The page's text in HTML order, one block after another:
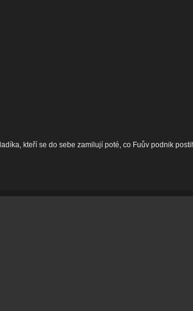
kteří se do sebe zamilují poté, co Fuův podnik